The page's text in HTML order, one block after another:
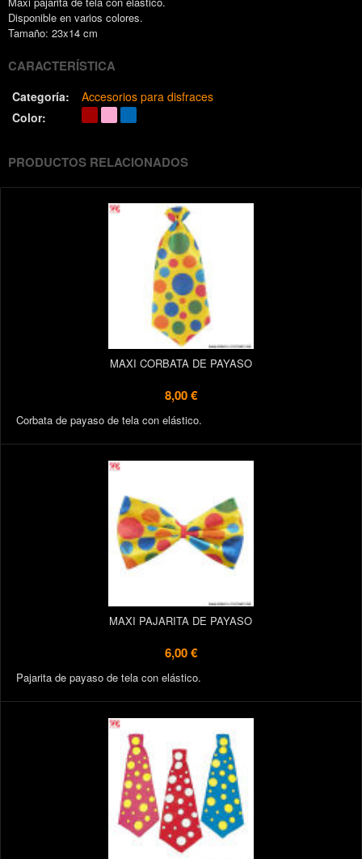
Disponible en varios colores.
Tamaño: 23x14 cm
CARACTERÍSTICA
Categoría:
Accesorios para disfraces
Color:
PRODUCTOS RELACIONADOS
MAXI CORBATA DE PAYASO
8,00 €
Corbata de payaso de tela con elástico.
MAXI PAJARITA DE PAYASO
6,00 €
Pajarita de payaso de tela con elástico.